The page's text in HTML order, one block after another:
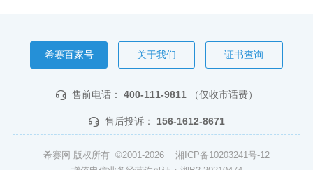
希赛百家号 关于我们 证书查询
售前电话： 400-111-9811 （仅收市话费）
售后投诉： 156-1612-8671
希赛网 版权所有 ©2001-2026 湘ICP备10203241号-12